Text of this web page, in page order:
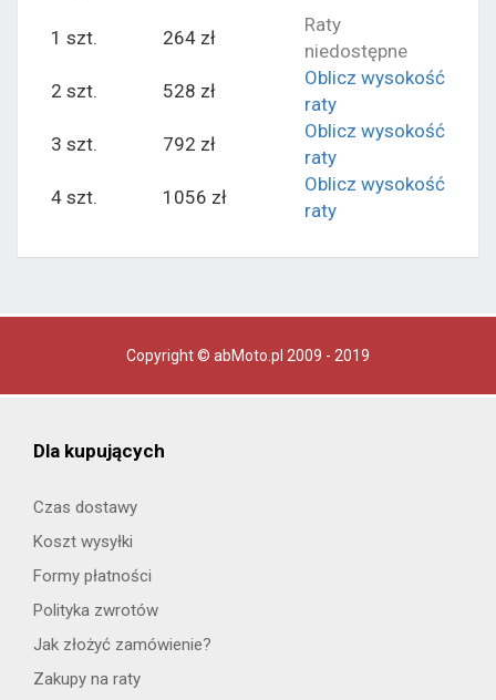
1 szt. 264 zł
Raty
niedostępne
2 szt.
528 zł
Oblicz wysokość
raty
3 szt.
792 zł
Oblicz wysokość
raty
4 szt.
1056 zł
Oblicz wysokość
raty
Copyright © abMoto.pl 2009 - 2019
Dla kupujących
Czas dostawy
Koszt wysyłki
Formy płatności
Polityka zwrotów
Jak złożyć zamówienie?
Zakupy na raty